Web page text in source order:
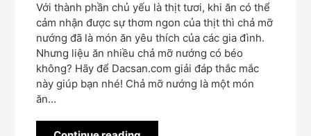
Với thành phần chủ yếu là thịt tươi, khi ăn có thể
cảm nhận được sự thơm ngon của thịt thì chả mỡ
nướng đã là món ăn yêu thích của các gia đình.
Nhưng liệu ăn nhiều chả mỡ nướng có béo
không? Hãy để Dacsan.com giải đáp thắc mắc
này giúp bạn nhé! Chả mỡ nướng là một món
ăn…